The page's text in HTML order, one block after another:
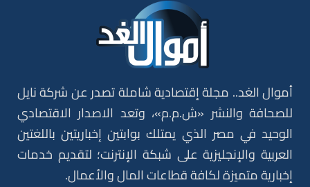
أموال الغد.. مجلة إقتصادية شاملة تصدر عن شركة نايل
للصحافة والنشر «ش.م.م»، وتعد الاصدار الاقتصادي
الوحيد في مصر الذي يمتلك بوابتين إخباريتين باللغتين
العربية والإنجليزية على شبكة الإنترنت؛ لتقديم خدمات
إخبارية متميزة لكافة قطاعات المال والأعمال.